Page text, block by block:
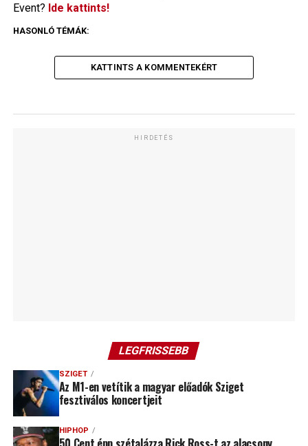
Event? Ide kattints!
HASONLÓ TÉMÁK:
KATTINTS A KOMMENTEKÉRT
HIRDETÉS
LEGFRISSEBB
SZIGET
Az M1-en vetítik a magyar előadók Sziget
fesztiválos koncertjeit
HIPHOP